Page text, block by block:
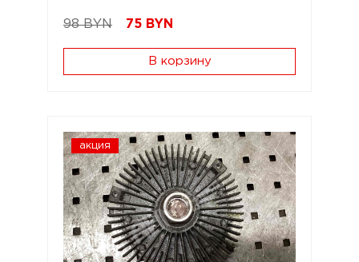
98 BYN 75 BYN
В корзину
акция